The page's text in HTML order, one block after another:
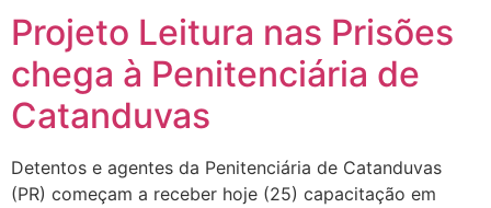
Projeto Leitura nas Prisões
chega à Penitenciária de
Catanduvas
Detentos e agentes da Penitenciária de Catanduvas
(PR) começam a receber hoje (25) capacitação em